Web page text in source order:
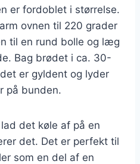
er fordoblet i størrelse.
ovnen til 220 grader
til en rund bolle og læg
Bag brødet i ca. 30-
er gyldent og lyder
på bunden.
det køle af på en
det. Det er perfekt til
som en del af en